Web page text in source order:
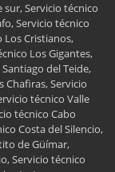
sur, Servicio técnico
Servicio técnico
Los Cristianos,
Los Gigantes,
del Teide,
Chafiras, Servicio
técnico Valle
técnico Cabo
Costa del Silencio,
de Güímar,
Servicio técnico